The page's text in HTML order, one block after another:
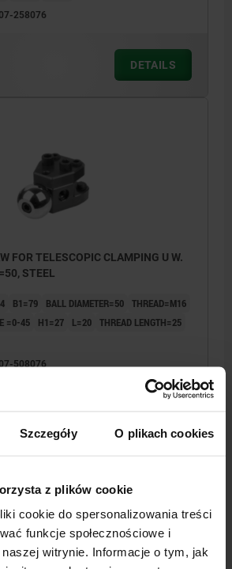
Szczegóły O plikach cookies
z plików cookie
cookie do spersonalizowania treści
funkcje społecznościowe i
witrynie. Informacje o tym, jak
258076
DETAILS
FOR TELESCOPIC CLAMPING U W.
STEEL
B1=79 BALL DIAMETER=50 THREAD=M16
=0-45
H1=27 L=20 THREAD LENGTH=25
508076